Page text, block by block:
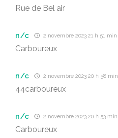
Rue de Bel air
n/c 2 novembre 2023 21 h 51 min
Carboureux
n/c 2 novembre 2023 20 h 58 min
44carboureux
n/c 2 novembre 2023 20 h 53 min
Carboureux